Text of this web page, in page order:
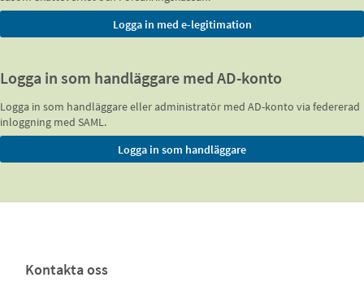
Logga in som handläggare med AD-konto
Logga in som handläggare eller administratör med AD-konto via federerad
inloggning med SAML.
Kontakta oss